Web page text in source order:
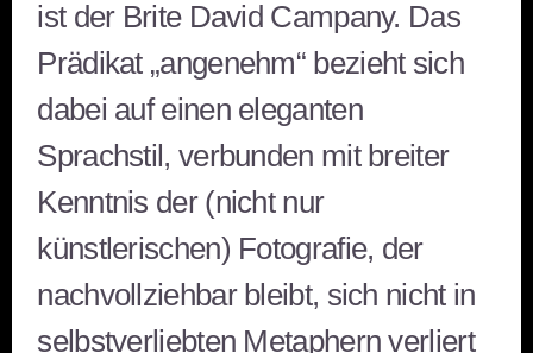
ist der Brite David Campany. Das
Prädikat „angenehm“ bezieht sich
dabei auf einen eleganten
Sprachstil, verbunden mit breiter
Kenntnis der (nicht nur
künstlerischen) Fotografie, der
nachvollziehbar bleibt, sich nicht in
selbstverliebten Metaphern verliert